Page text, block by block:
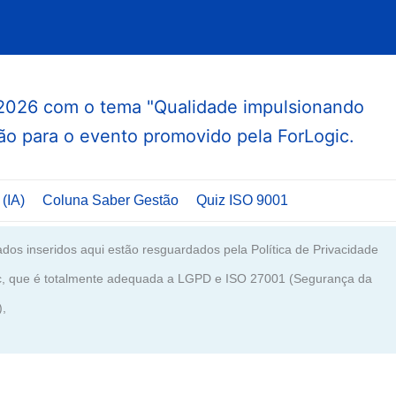
Coluna Saber Gestão Quiz ISO 9001
inseridos aqui estão resguardados pela Política de Privacidade
que é totalmente adequada a LGPD e ISO 27001 (Segurança da